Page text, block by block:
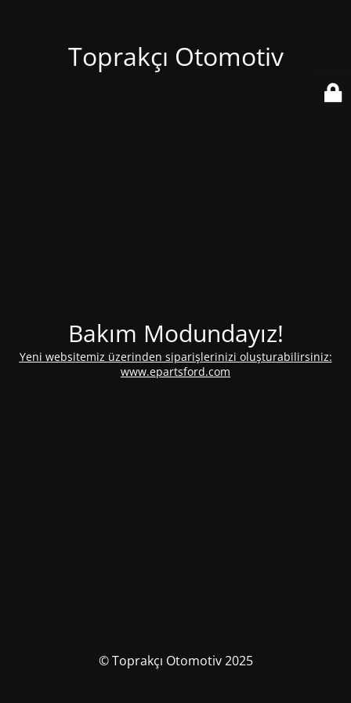
Toprakçı Otomotiv
Bakım Modundayız!
Yeni websitemiz üzerinden siparişlerinizi oluşturabilirsiniz:
www.epartsford.com
© Toprakçı Otomotiv 2025